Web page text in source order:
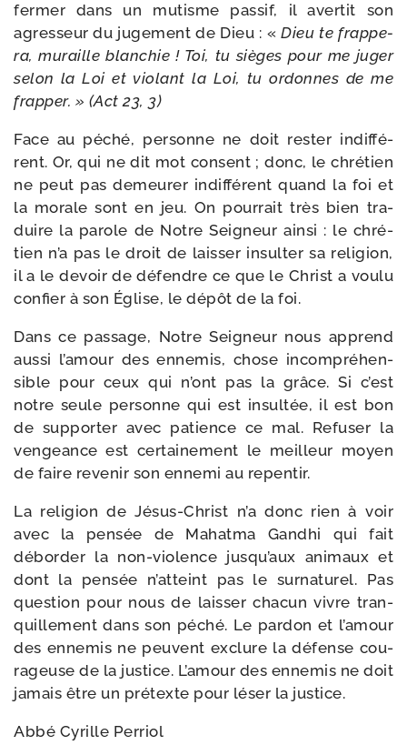
fer­mer dans un mutisme pas­sif, il aver­tit son
agres­seur du juge­ment de Dieu : «Dieu te frap­pe­
ra, muraille blan­chie ! Toi, tu sièges pour me juger
selon la Loi et vio­lant la Loi, tu ordonnes de me
frap­per. » (Act 23, 3)
Face au péché, per­sonne ne doit res­ter indif­fé­
rent. Or, qui ne dit mot consent ; donc, le chré­tien
ne peut pas demeu­rer indif­fé­rent quand la foi et
la morale sont en jeu. On pour­rait très bien tra­
duire la parole de Notre Seigneur ain­si : le chré­
tien n’a pas le droit de lais­ser insul­ter sa reli­gion,
il a le devoir de défendre ce que le Christ a vou­lu
confier à son Église, le dépôt de la foi.
Dans ce pas­sage, Notre Seigneur nous apprend
aus­si l’a­mour des enne­mis, chose incom­pré­hen­
sible pour ceux qui n’ont pas la grâce. Si c’est
notre seule per­sonne qui est insul­tée, il est bon
de sup­por­ter avec patience ce mal. Refuser la
ven­geance est cer­tai­ne­ment le meilleur moyen
de faire reve­nir son enne­mi au repentir.
La reli­gion de Jésus-​Christ n’a donc rien à voir
avec la pen­sée de Mahatma Gandhi qui fait
débor­der la non-​violence jus­qu’aux ani­maux et
dont la pen­sée n’at­teint pas le sur­na­tu­rel. Pas
ques­tion pour nous de lais­ser cha­cun vivre tran­
quille­ment dans son péché. Le par­don et l’a­mour
des enne­mis ne peuvent exclure la défense cou­
ra­geuse de la jus­tice. L’amour des enne­mis ne doit
jamais être un pré­texte pour léser la justice.
Abbé Cyrille Perriol